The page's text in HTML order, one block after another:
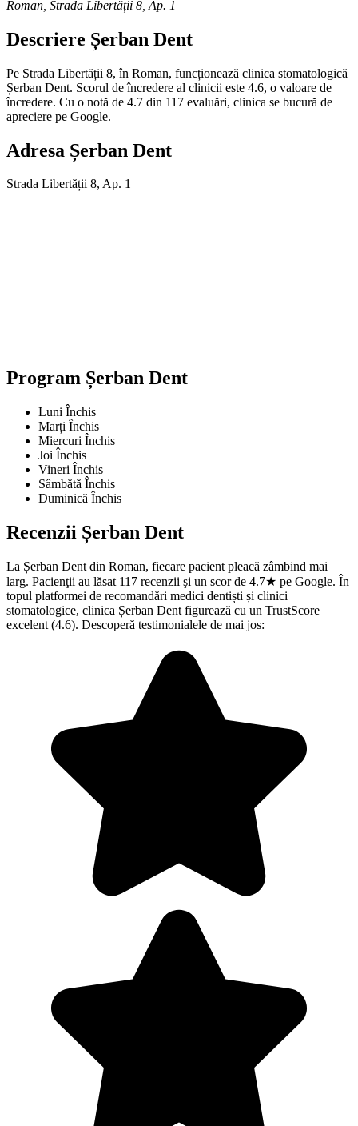
Roman Strada Libertății 8, Ap. 1
Descriere Șerban Dent
Pe Strada Libertății 8, în Roman, funcționează clinica stomatologică
Șerban Dent. Scorul de încredere al clinicii este 4.6, o valoare de
încredere. Cu o notă de 4.7 din 117 evaluări, clinica se bucură de
apreciere pe Google.
Adresa Șerban Dent
Strada Libertății 8, Ap. 1
Program Șerban Dent
Luni Închis
Marți Închis
Miercuri Închis
Joi Închis
Vineri Închis
Sâmbătă Închis
Duminică Închis
Recenzii Șerban Dent
La Șerban Dent din Roman, fiecare pacient pleacă zâmbind mai
larg. Pacienţii au lăsat 117 recenzii şi un scor de 4.7★ pe Google. În
topul platformei de recomandări medici dentiști și clinici
stomatologice, clinica Șerban Dent figurează cu un TrustScore
excelent (4.6). Descoperă testimonialele de mai jos: